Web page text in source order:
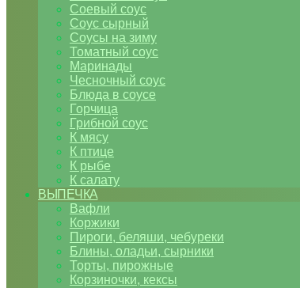
Соевый соус
Соус сырный
Соусы на зиму
Томатный соус
Маринады
Чесночный соус
Блюда в соусе
Горчица
Грибной соус
К мясу
К птице
К рыбе
К салату
ВЫПЕЧКА
Вафли
Коржики
Пироги, беляши, чебуреки
Блины, оладьи, сырники
Торты, пирожные
Корзиночки, кексы